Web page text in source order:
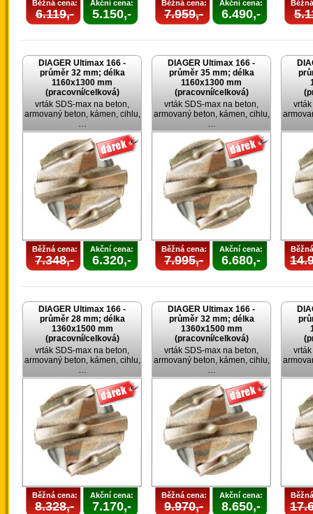
Běžná cena:
6.119,-
Akční cena:
5.150,-
Běžná cena:
7.959,-
Akční cena:
6.490,-
DIAGER Ultimax 166 -
průměr 32 mm; délka
1160x1300 mm
(pracovní/celková)
vrták SDS-max na beton,
armovaný beton, kámen, cihlu,
…
Běžná cena:
7.348,-
Akční cena:
6.320,-
DIAGER Ultimax 166 -
průměr 35 mm; délka
1160x1300 mm
(pracovní/celková)
vrták SDS-max na beton,
armovaný beton, kámen, cihlu,
…
Běžná cena:
7.995,-
Akční cena:
6.680,-
DIAGER Ultimax 166 -
průměr 28 mm; délka
1360x1500 mm
(pracovní/celková)
vrták SDS-max na beton,
armovaný beton, kámen, cihlu,
…
Běžná cena:
8.328,-
Akční cena:
7.170,-
DIAGER Ultimax 166 -
průměr 32 mm; délka
1360x1500 mm
(pracovní/celková)
vrták SDS-max na beton,
armovaný beton, kámen, cihlu,
…
Běžná cena:
9.970,-
Akční cena:
8.650,-